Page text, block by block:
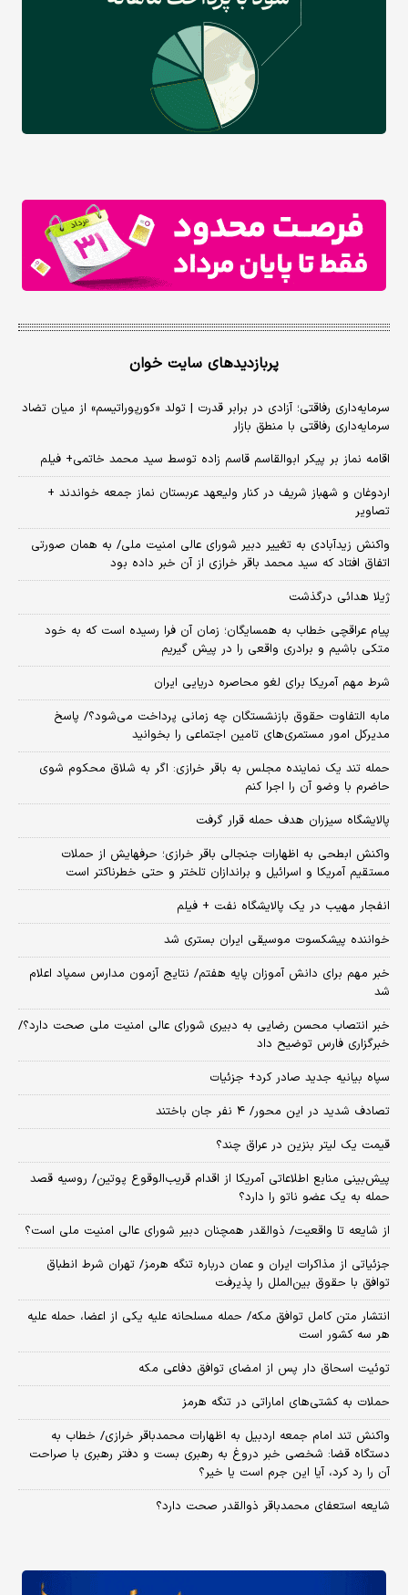
پربازدیدهای سایت خوان
سرمایه‌داری رفاقتی؛ آزادی در برابر قدرت | تولد «کورپوراتیسم» از میان تضاد
سرمایه‌داری رفاقتی با منطق بازار
اقامه نماز بر پیکر ابوالقاسم قاسم زاده توسط سید محمد خاتمی+ فیلم
اردوغان و شهباز شریف در کنار ولیعهد عربستان نماز جمعه خواندند +
تصاویر
واکنش زیدآبادی به تغییر دبیر شورای عالی امنیت ملی/ به همان صورتی
اتفاق افتاد که سید محمد باقر خرازی از آن خبر داده بود
ژیلا هدائی درگذشت
پیام عراقچی خطاب به همسایگان؛ زمان آن فرا رسیده است که به خود
متکی باشیم و برادری واقعی را در پیش گیریم
شرط مهم آمریکا برای لغو محاصره دریایی ایران
مابه التفاوت حقوق بازنشستگان چه زمانی پرداخت می‌شود؟/ پاسخ
مدیرکل امور مستمری‌های تامین اجتماعی را بخوانید
حمله تند یک نماینده مجلس به باقر خرازی: اگر به شلاق محکوم شوی
حاضرم با وضو آن را اجرا کنم
پالایشگاه سیزران هدف حمله قرار گرفت
واکنش ابطحی به اظهارات جنجالی باقر خرازی؛ حرفهایش از حملات
مستقیم آمریکا و اسرائیل و براندازان تلختر و حتی خطرناکتر است
انفجار مهیب در یک پالایشگاه نفت + فیلم
خواننده پیشکسوت موسیقی ایران بستری شد
خبر مهم برای دانش آموزان پایه هفتم/ نتایج آزمون مدارس سمپاد اعلام
شد
خبر انتصاب محسن رضایی به دبیری شورای عالی امنیت ملی صحت دارد؟/
خبرگزاری فارس توضیح داد
سپاه بیانیه جدید صادر کرد+ جزئیات
تصادف شدید در این محور/ ۴ نفر جان باختند
قیمت یک لیتر بنزین در عراق چند؟
پیش‌بینی منابع اطلاعاتی آمریکا از اقدام قریب‌الوقوع پوتین/ روسیه قصد
حمله به یک عضو ناتو را دارد؟
از شایعه تا واقعیت/ ذوالقدر همچنان دبیر شورای ‌عالی امنیت ملی است؟
جزئیاتی از مذاکرات ایران و عمان درباره تنگه هرمز/ تهران شرط انطباق
توافق با حقوق بین‌الملل را پذیرفت
انتشار متن کامل توافق مکه/ حمله مسلحانه علیه یکی از اعضا، حمله علیه
هر سه کشور است
توئیت اسحاق دار پس از امضای توافق دفاعی مکه
حملات به کشتی‌های اماراتی در تنگه هرمز
واکنش تند امام جمعه اردبیل به اظهارات محمدباقر خرازی/ خطاب به
دستگاه قضا: شخصی خبر دروغ به رهبری بست و دفتر رهبری با صراحت
آن را رد کرد، آیا این جرم است یا خیر؟
شایعه استعفای محمدباقر ذوالقدر صحت دارد؟